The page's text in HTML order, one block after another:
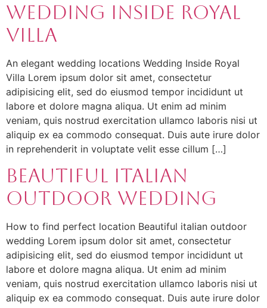
Wedding Inside Royal
Villa
An elegant wedding locations Wedding Inside Royal
Villa Lorem ipsum dolor sit amet, consectetur
adipisicing elit, sed do eiusmod tempor incididunt ut
labore et dolore magna aliqua. Ut enim ad minim
veniam, quis nostrud exercitation ullamco laboris nisi ut
aliquip ex ea commodo consequat. Duis aute irure dolor
in reprehenderit in voluptate velit esse cillum […]
Beautiful Italian
Outdoor Wedding
How to find perfect location Beautiful italian outdoor
wedding Lorem ipsum dolor sit amet, consectetur
adipisicing elit, sed do eiusmod tempor incididunt ut
labore et dolore magna aliqua. Ut enim ad minim
veniam, quis nostrud exercitation ullamco laboris nisi ut
aliquip ex ea commodo consequat. Duis aute irure dolor